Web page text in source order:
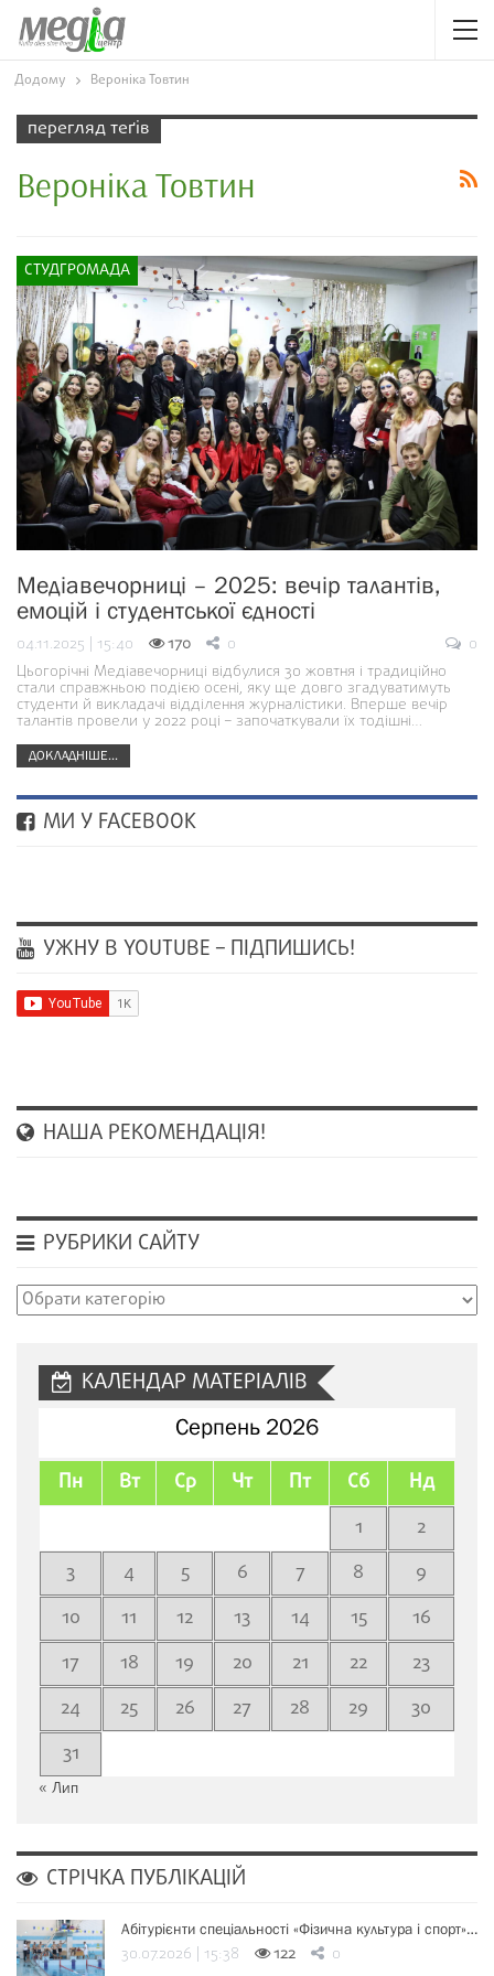
Додому Вероніка Товтин
перегляд теґів
Вероніка Товтин
СТУДГРОМАДА
Медіавечорниці – 2025: вечір талантів,
емоцій і студентської єдності
04.11.2025 | 15:40 170 0
0
Цьогорічні Медіавечорниці відбулися 30 жовтня і традиційно
стали справжньою подією осені, яку ще довго згадуватимуть
студенти й викладачі відділення журналістики. Вперше вечір
талантів провели у 2022 році – започаткували їх тодішні…
ДОКЛАДНІШЕ...
МИ У FACEBOOK
УЖНУ В YOUTUBE – ПІДПИШИСЬ!
НАША РЕКОМЕНДАЦІЯ!
РУБРИКИ САЙТУ
Рубрики
КАЛЕНДАР МАТЕРІАЛІВ
Серпень 2026
Пн Вт Ср Чт Пт Сб Нд
1
2
3
4 5 6 7 8
9
10
11 12 13 14 15
16
17
18 19 20 21 22
23
24
25 26 27 28 29
30
31
« Лип
СТРІЧКА ПУБЛІКАЦІЙ
Абітурієнти спеціальності «Фізична культура і спорт»…
30.07.2026 | 15:38 122 0